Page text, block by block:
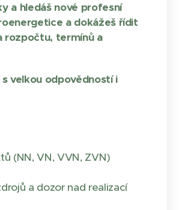
a hledáš nové profesní
a dokážeš řídit
rozpočtu, termínů a
velkou odpovědností i
(NN, VN, VVN, ZVN)
a dozor nad realizací